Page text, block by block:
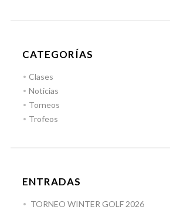
CATEGORÍAS
Clases
Noticias
Torneos
Trofeos
ENTRADAS
TORNEO WINTER GOLF 2026